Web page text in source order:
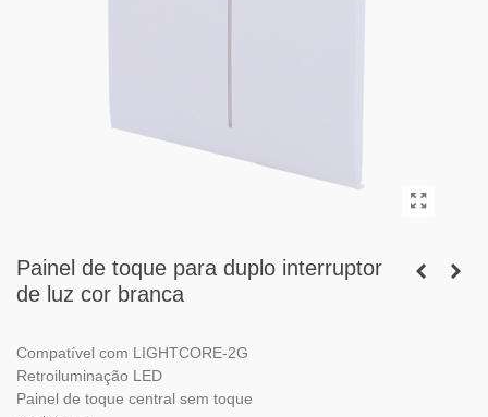
Painel de toque para duplo interruptor
de luz cor branca
Compatível com LIGHTCORE-2G
Retroiluminação LED
Painel de toque central sem toque